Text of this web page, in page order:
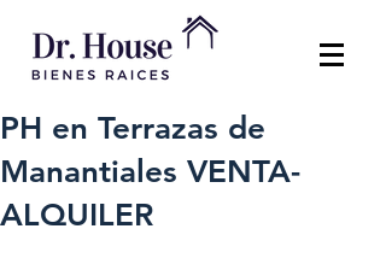
PH en Terrazas de
Manantiales VENTA-
ALQUILER